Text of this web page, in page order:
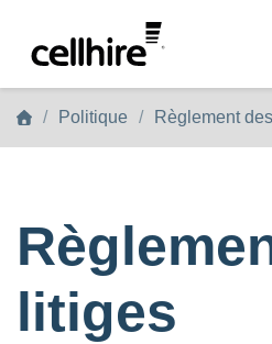
Politique Règlement
litiges